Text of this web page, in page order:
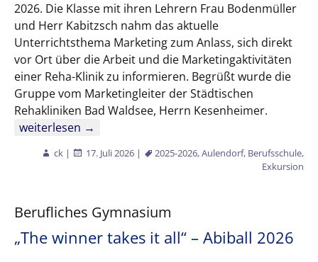
2026. Die Klasse mit ihren Lehrern Frau Bodenmüller
und Herr Kabitzsch nahm das aktuelle
Unterrichtsthema Marketing zum Anlass, sich direkt
vor Ort über die Arbeit und die Marketingaktivitäten
einer Reha-Klinik zu informieren. Begrüßt wurde die
Gruppe vom Marketingleiter der Städtischen
Rehakliniken Bad Waldsee, Herrn Kesenheimer.
Marketing hautnah: Betriebsbesichtigung der
weiterlesen →
ck | 17. Juli 2026 | 2025-2026,Aulendorf, Berufsschule,
Exkursion
Berufliches Gymnasium
„The winner takes it all“ – Abiball 2026